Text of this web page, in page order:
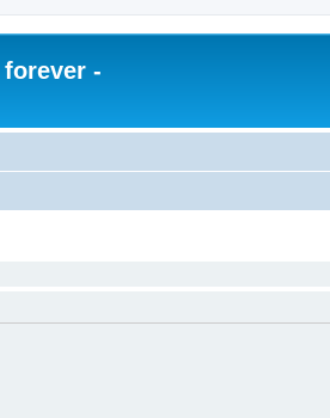
forever -